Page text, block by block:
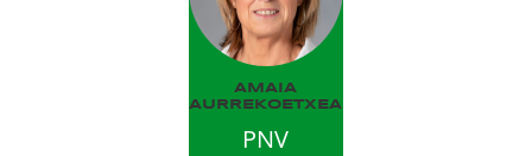
AMAIA
AURREKOETXEA
PNV